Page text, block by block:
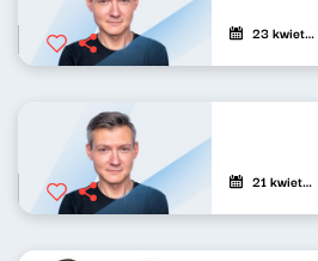
23 kwietnia 2024
21 kwietnia 2024